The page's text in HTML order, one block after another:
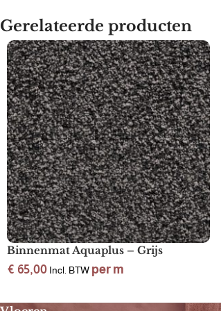
Gerelateerde producten
Binnenmat Aquaplus – Grijs
€ 65,00 Incl. BTW per m